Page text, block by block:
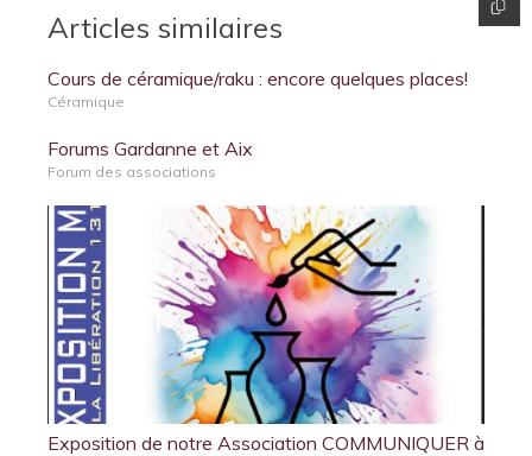
Articles similaires
Cours de céramique/raku : encore quelques places!
Céramique
Forums Gardanne et Aix
Forum des associations
Exposition de notre Association COMMUNIQUER à